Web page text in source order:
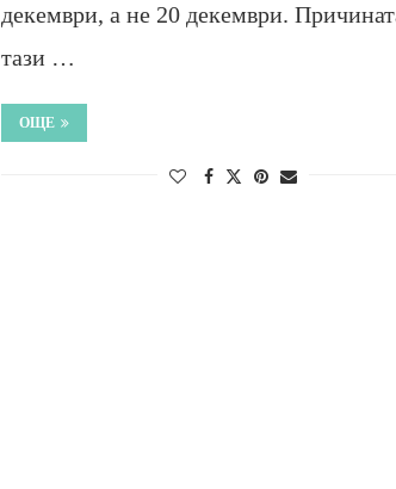
декември, а не 20 декември.
тази …
ОЩЕ